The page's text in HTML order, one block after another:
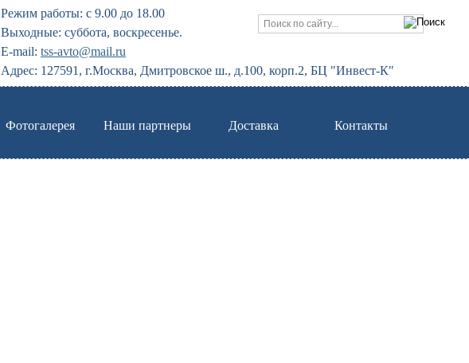
Режим работы: с 9.00 до 18.00
Выходные: суббота, воскресенье.
E-mail: tss-avto@mail.ru
Адрес: 127591, г.Москва, Дмитровское ш., д.100, корп.2, БЦ "Инвест-К"
Фотогалерея Наши партнеры Доставка Контакты